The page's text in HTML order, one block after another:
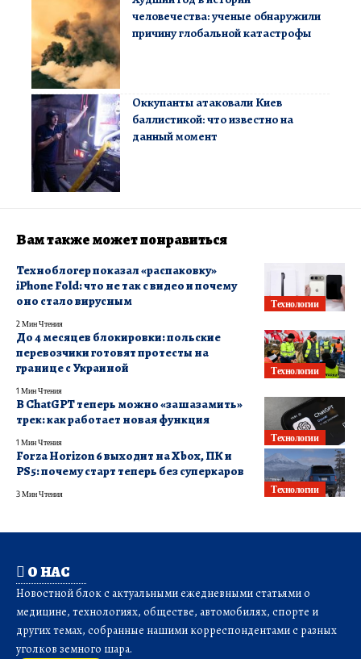
человечества: ученые обнаружили
причину глобальной катастрофы
Оккупанты атаковали Киев
баллистикой: что известно на
данный момент
Вам также может понравиться
Технологии
Техноблогер показал «распаковку»
iPhone Fold: что не так с видео и почему
оно стало вирусным
2 Мин Чтения
Технологии
До 4 месяцев блокировки: польские
перевозчики готовят протесты на
границе с Украиной
1 Мин Чтения
Технологии
В ChatGPT теперь можно «зашазамить»
трек: как работает новая функция
1 Мин Чтения
Технологии
Forza Horizon 6 выходит на Xbox, ПК и
PS5: почему старт теперь без суперкаров
3 Мин Чтения
О НАС
Новостной блок с актуальными ежедневными статьями о
медицине, технологиях, обществе, автомобилях, спорте и
других темах, собранные нашими корреспондентами с разных
уголков земного шара.